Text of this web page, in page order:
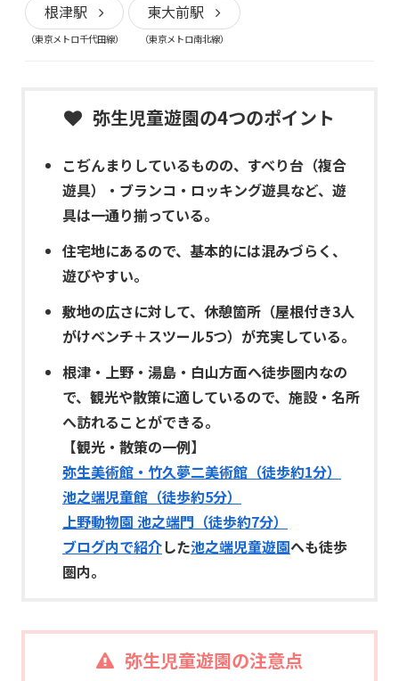
根津駅
（東京メトロ千代田線）
東大前駅
（東京メトロ南北線）
弥生児童遊園の4つのポイント
こぢんまりしているものの、すべり台（複合
遊具）・ブランコ・ロッキング遊具など、遊
具は一通り揃っている。
住宅地にあるので、基本的には混みづらく、
遊びやすい。
敷地の広さに対して、休憩箇所（屋根付き3人
がけベンチ＋スツール5つ）が充実している。
根津・上野・湯島・白山方面へ徒歩圏内なの
で、観光や散策に適しているので、施設・名所
へ訪れることができる。
【観光・散策の一例】
弥生美術館・竹久夢二美術館（徒歩約1分）
池之端児童館（徒歩約5分）
上野動物園 池之端門（徒歩約7分）
ブログ内で紹介した池之端児童遊園へも徒歩
圏内。
弥生児童遊園の注意点